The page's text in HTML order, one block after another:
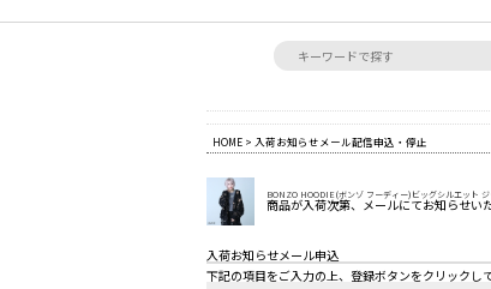
HOME > 入荷お知らせメール配信申込・停止
BONZO HOODIE(ボンゾ フーディー)ビッグシルエット
商品が入荷次第、メールにてお知らせい
入荷お知らせメール申込
下記の項目をご入力の上、登録ボタンをクリックし